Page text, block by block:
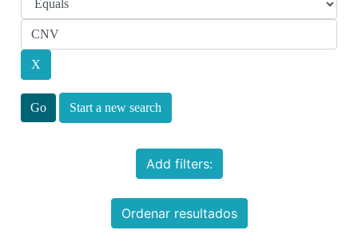
Start a new search
Add filters:
Ordenar resultados